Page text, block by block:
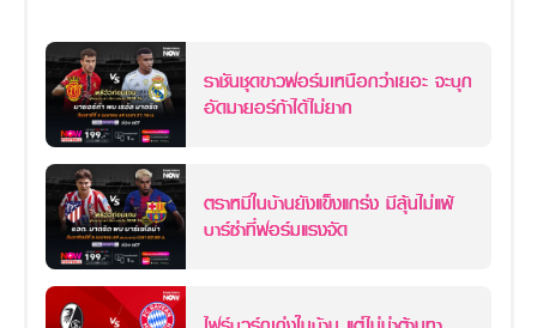
ราชันชุดขาวฟอร์มเหนือกว่าเยอะ จะบุก
อัดมายอร์ก้าได้ไม่ยาก
ตราหมีในบ้านยังแข็งแกร่ง มีลุ้นไม่แพ้
บาร์ซ่าที่ฟอร์มแรงจัด